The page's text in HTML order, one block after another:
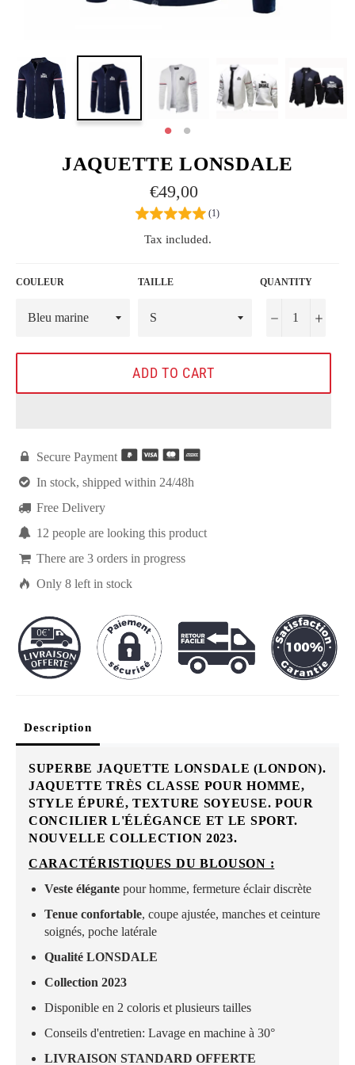
JAQUETTE LONSDALE
Regular
price
€49,00
(1)
Tax included.
COULEUR TAILLE QUANTITY
− +
ADD TO CART
 Secure Payment
 In stock, shipped within 24/48h
 Free Delivery
 12 people are looking this product
 There are3 orders in progress
 Only8 left in stock
Description
SUPERBE JAQUETTE LONSDALE (LONDON).
JAQUETTE TRÈS CLASSE POUR HOMME,
STYLE ÉPURÉ, TEXTURE SOYEUSE. POUR
CONCILIER L'ÉLÉGANCE ET LE SPORT.
NOUVELLE COLLECTION 2023.
CARACTÉRISTIQUES DU BLOUSON :
Veste élégante pour homme, fermeture éclair discrète
Tenue confortable, coupe ajustée, manches et ceinture
soignés, poche latérale
Qualité LONSDALE
Collection 2023
Disponible en 2 coloris et plusieurs tailles
Conseils d'entretien: Lavage en machine à 30°
LIVRAISON STANDARD OFFERTE